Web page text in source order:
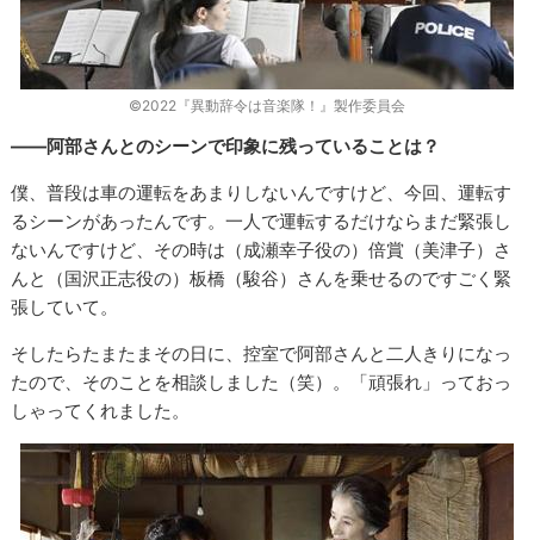
©2022『異動辞令は音楽隊！』製作委員会
――阿部さんとのシーンで印象に残っていることは？
僕、普段は車の運転をあまりしないんですけど、今回、運転す
るシーンがあったんです。一人で運転するだけならまだ緊張し
ないんですけど、その時は（成瀬幸子役の）倍賞（美津子）さ
んと（国沢正志役の）板橋（駿谷）さんを乗せるのですごく緊
張していて。
そしたらたまたまその日に、控室で阿部さんと二人きりになっ
たので、そのことを相談しました（笑）。「頑張れ」っておっ
しゃってくれました。